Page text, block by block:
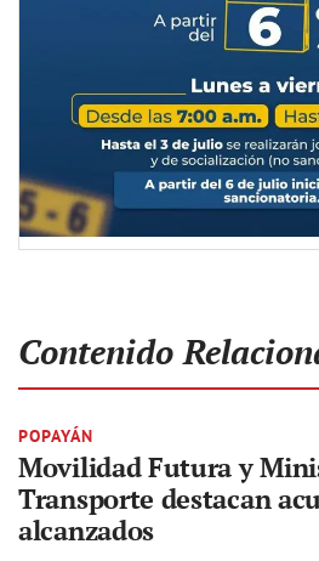
Contenido
POPAYÁN
Movilidad Futura y
Transporte destacan
alcanzados